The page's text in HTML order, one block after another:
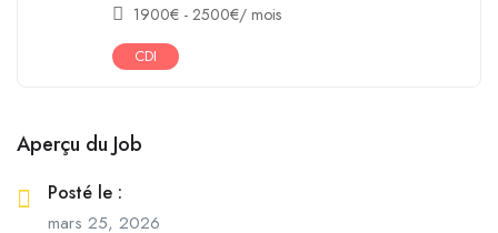
1900€ - 2500€/ mois
CDI
Aperçu du Job
Posté le :
mars 25, 2026